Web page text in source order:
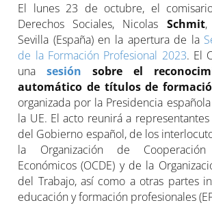
El lunes 23 de octubre, el
Derechos Sociales, Nicolas Schmit,
Sevilla (España) en la apertura de la
de la Formación Profesional 2023. El
unasesión sobre el
automático de títulos de
organizada por la Presidencia
la UE. El acto reunirá a
del Gobierno español, de los
la Organización de
Económicos (OCDE) y de la
del Trabajo, así como a otras partes
educación y formación profesionales